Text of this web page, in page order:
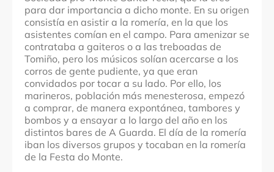
para dar importancia a dicho monte. En su origen
consistía en asistir a la romería, en la que los
asistentes comían en el campo. Para amenizar se
contrataba a gaiteros o a las treboadas de
Tomiño, pero los músicos solían acercarse a los
corros de gente pudiente, ya que eran
convidados por tocar a su lado. Por ello, los
marineros, población más menesterosa, empezó
a comprar, de manera expontánea, tambores y
bombos y a ensayar a lo largo del año en los
distintos bares de A Guarda. El día de la romería
iban los diversos grupos y tocaban en la romería
de la Festa do Monte.